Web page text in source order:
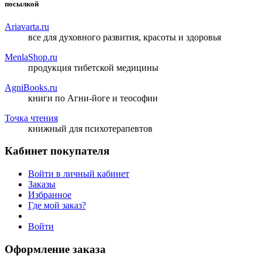
посылкой
Ariavarta.ru
все для духовного развития, красоты и здоровья
MenlaShop.ru
продукция тибетской медицины
AgniBooks.ru
книги по Агни-йоге и теософии
Точка чтения
книжный для психотерапевтов
Кабинет покупателя
Войти в личный кабинет
Заказы
Избранное
Где мой заказ?
Войти
Оформление заказа